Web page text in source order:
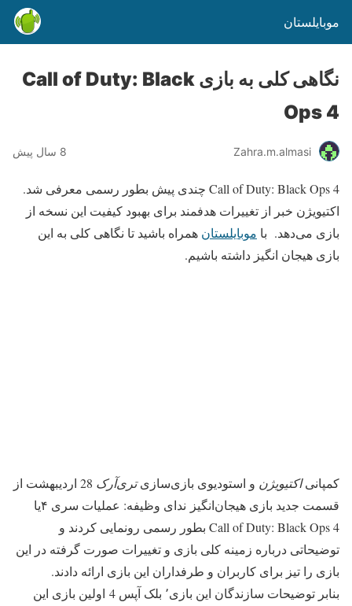
موبایلستان
نگاهی کلی به بازی Call of Duty: Black
Ops 4
Zahra.m.almasi 8 سال پیش
Call of Duty: Black Ops 4 چندی پیش بطور رسمی معرفی شد.
اکتیویژن خبر از تغییرات هدفمند برای بهبود کیفیت این نسخه از
بازی می‌دهد. با موبایلستان همراه باشید تا نگاهی کلی به این
بازی هیجان انگیز داشته باشیم.
کمپانیاکتیویژن و استودیوی بازی‌سازیتری‌آرک
28 اردیبهشت از
قسمت جدید بازی هیجان‌انگیز ندای وظیفه: عملیات سری ۴یا
Call of Duty: Black Ops 4 بطور رسمی رونمایی کردند و
توضیحاتی درباره زمینه کلی بازی و تغییرات صورت گرفته در این
بازی را تیز برای کاربران و طرفداران این بازی ارائه دادند.
بنابر توضیحات سازندگان این بازی٬ بلک آپس 4 اولین بازی این